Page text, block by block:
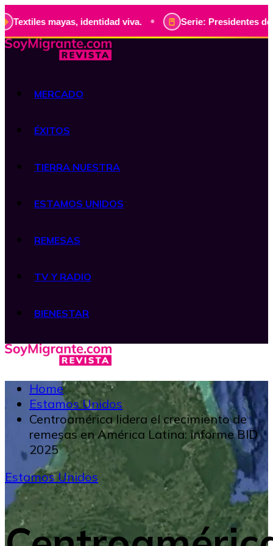
identidad viva. • Serie: Presidentes de
MERCADO
ÉXITOS
TIERRA NUESTRA
ESTAMOS UNIDOS
REMESAS
TV Y RADIO
BIENESTAR
Home
Estamos Unidos
Centroamérica lidera el crecimiento de
remesas en América Latina: informe BID
2025
Estamos Unidos